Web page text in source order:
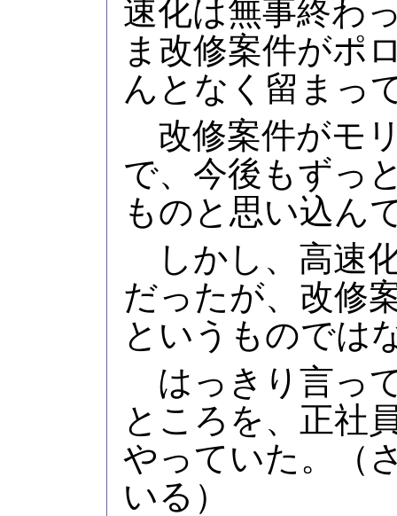
速化は無事終わ
ま改修案件がポ
んとなく留まっ
改修案件がモ
で、今後もずっ
ものと思い込ん
しかし、高速
だったが、改修
というものでは
はっきり言っ
ところを、正社
やっていた。（
いる）